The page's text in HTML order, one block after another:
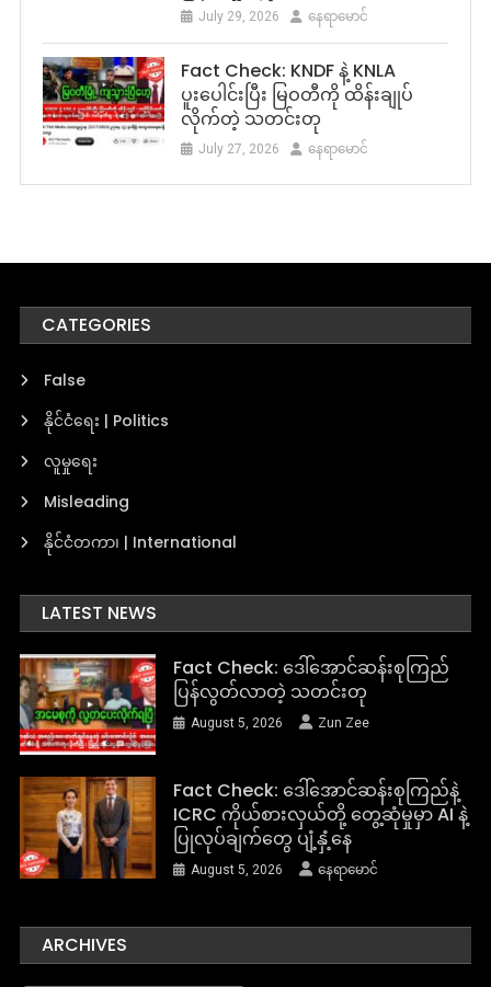
July 29, 2026 နေရာမောင်
Fact Check: KNDF နဲ့ KNLA
ပူးပေါင်းပြီး မြဝတီကို ထိန်းချုပ်
လိုက်တဲ့ သတင်းတု
July 27, 2026 နေရာမောင်
CATEGORIES
False
နိုင်ငံရေး | Politics
လူမှုရေး
Misleading
နိုင်ငံတကာ၊ | International
LATEST NEWS
Fact Check: ဒေါ်အောင်ဆန်းစုကြည်
ပြန်လွတ်လာတဲ့ သတင်းတု
August 5, 2026 Zun Zee
Fact Check: ဒေါ်အောင်ဆန်းစုကြည်နဲ့
ICRC ကိုယ်စားလှယ်တို့ တွေ့ဆုံမှုမှာ AI နဲ့
ပြုလုပ်ချက်တွေ ပျံ့နှံ့နေ
August 5, 2026 နေရာမောင်
ARCHIVES